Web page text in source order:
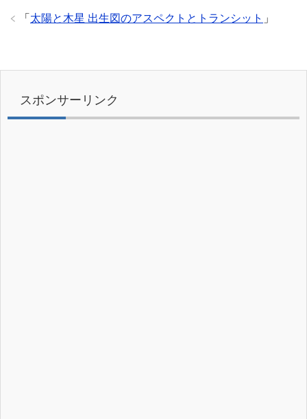
「 太陽と木星 出生図のアスペクトとトランシット 」
スポンサーリンク